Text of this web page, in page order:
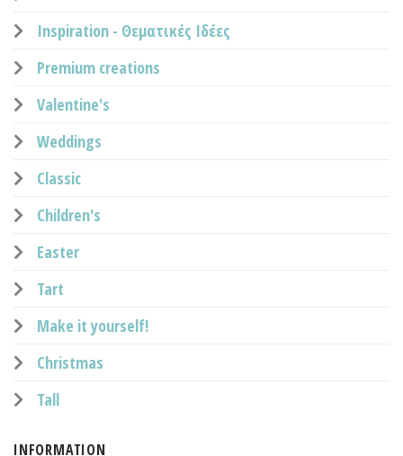
Inspiration - Θεματικές Ιδέες
Premium creations
Valentine's
Weddings
Classic
Children's
Easter
Tart
Make it yourself!
Christmas
Tall
INFORMATION